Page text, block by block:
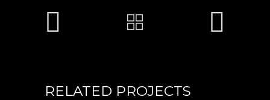
RELATED PROJECTS